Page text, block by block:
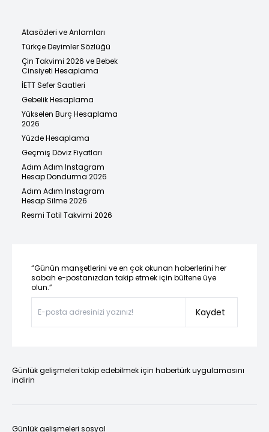
Atasözleri ve Anlamları
Türkçe Deyimler Sözlüğü
Çin Takvimi 2026 ve Bebek
Cinsiyeti Hesaplama
İETT Sefer Saatleri
Gebelik Hesaplama
Yükselen Burç Hesaplama
2026
Yüzde Hesaplama
Geçmiş Döviz Fiyatları
Adım Adım Instagram
Hesap Dondurma 2026
Adım Adım Instagram
Hesap Silme 2026
Resmi Tatil Takvimi 2026
“Günün manşetlerini ve en çok okunan haberlerini her
sabah e-postanızdan takip etmek için bültene üye
olun.”
Kaydet
Günlük gelişmeleri takip edebilmek için habertürk uygulamasını
indirin
Günlük gelişmeleri sosyal